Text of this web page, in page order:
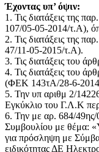
Έχοντας υπ’ όψιν:
1. Τις διατάξεις της
107/05-05-2014/τ.Α),
2. Τις διατάξεις της
47/11-05-2015/τ.Α).
3. Τις διατάξεις του
4. Τις διατάξεις του
(ΦΕΚ 143τΑ/28-6-
5. Την υπ αριθμ 2/
Εγκύκλιο του Γ.Λ.Κ
6. Την με αρ. 684/49ης/
Συμβουλίου με θέμα:
για πρόσληψη με
ειδικότητας ΔΕ